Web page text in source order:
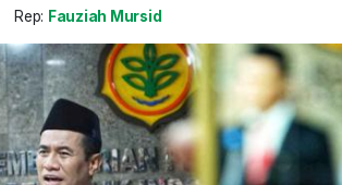
Rep: Fauziah Mursid